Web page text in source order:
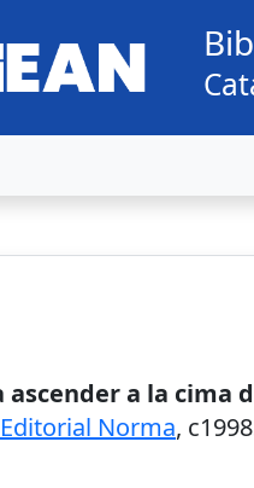
a la cima
Norma, c1998